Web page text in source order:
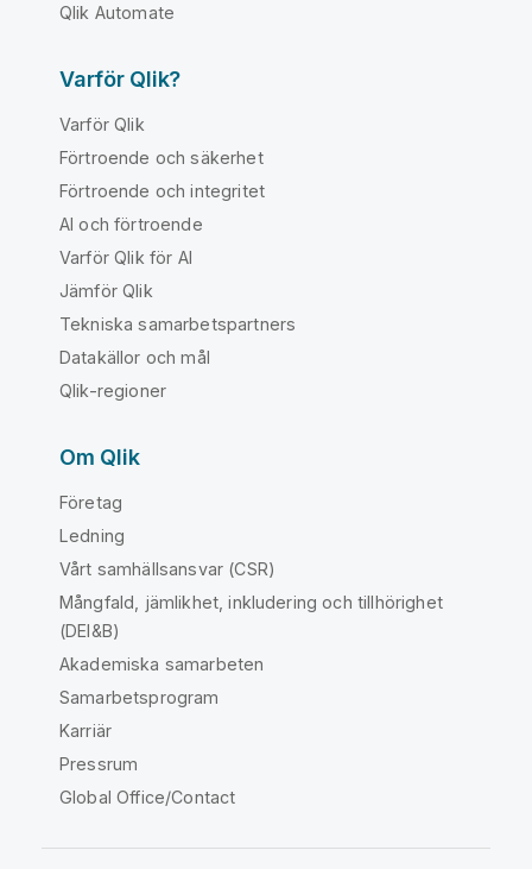
Qlik Automate
Varför Qlik?
Varför Qlik
Förtroende och säkerhet
Förtroende och integritet
AI och förtroende
Varför Qlik för AI
Jämför Qlik
Tekniska samarbetspartners
Datakällor och mål
Qlik-regioner
Om Qlik
Företag
Ledning
Vårt samhällsansvar (CSR)
Mångfald, jämlikhet, inkludering och tillhörighet
(DEI&B)
Akademiska samarbeten
Samarbetsprogram
Karriär
Pressrum
Global Office/Contact